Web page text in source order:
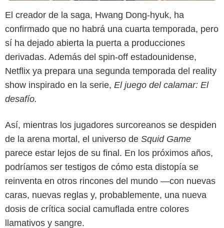
El creador de la saga, Hwang Dong-hyuk, ha
confirmado que no habrá una cuarta temporada, pero
sí ha dejado abierta la puerta a producciones
derivadas. Además del spin-off estadounidense,
Netflix ya prepara una segunda temporada del reality
show inspirado en la serie, El juego del calamar: El
desafío.
Así, mientras los jugadores surcoreanos se despiden
de la arena mortal, el universo de Squid Game
parece estar lejos de su final. En los próximos años,
podríamos ser testigos de cómo esta distopía se
reinventa en otros rincones del mundo —con nuevas
caras, nuevas reglas y, probablemente, una nueva
dosis de crítica social camuflada entre colores
llamativos y sangre.